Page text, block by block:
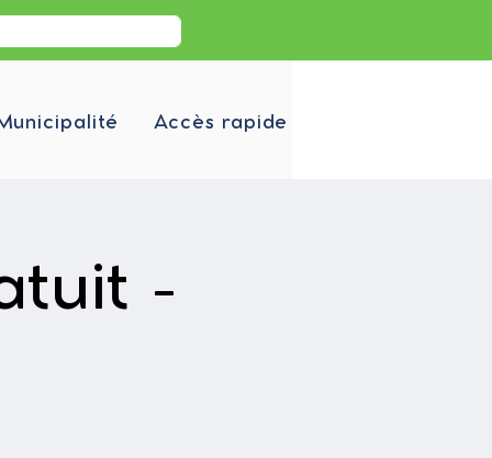
Accès rapide
-